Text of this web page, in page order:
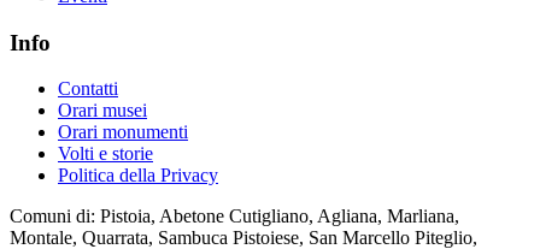
Info
Contatti
Orari musei
Orari monumenti
Volti e storie
Politica della Privacy
Comuni di: Pistoia, Abetone Cutigliano, Agliana, Marliana,
Montale, Quarrata, Sambuca Pistoiese, San Marcello Piteglio,